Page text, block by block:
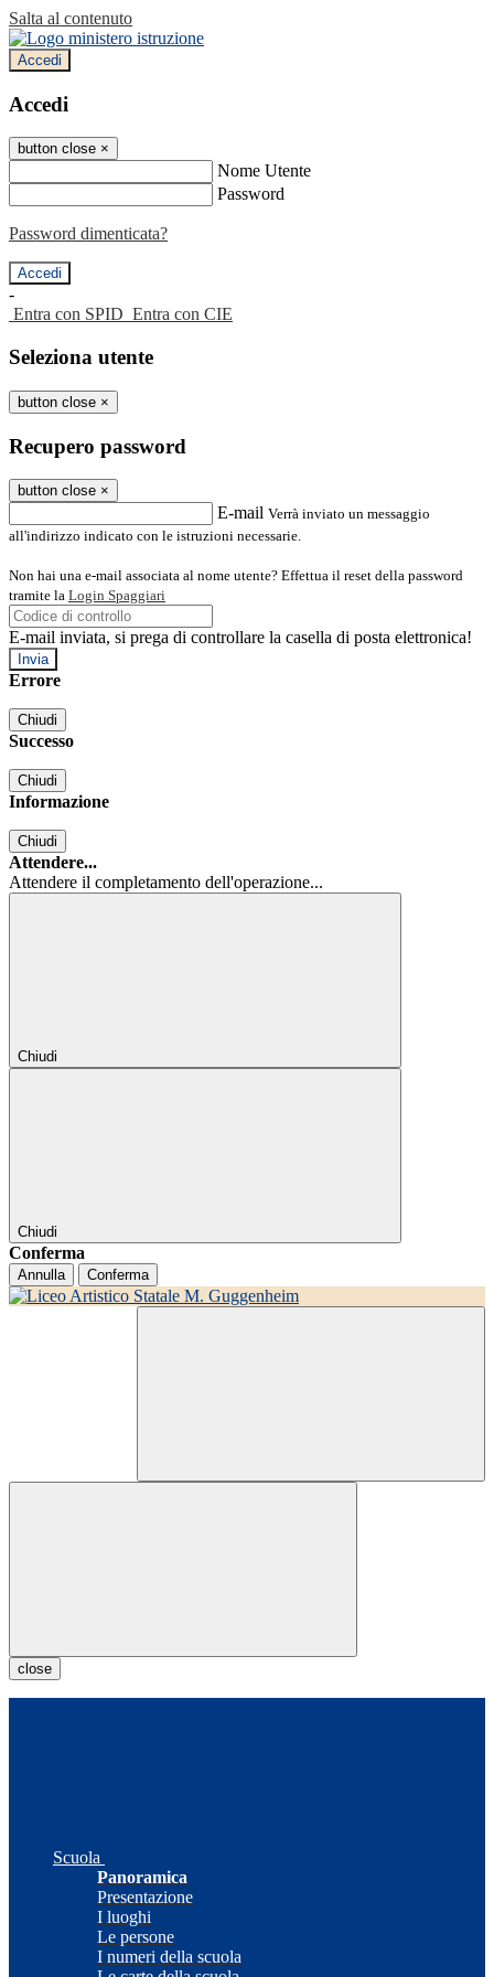
Salta al contenuto
Accedi
Accedi
button close ×
Nome Utente
Password
Password dimenticata?
-
Entra con SPID Entra con CIE
Seleziona utente
button close ×
Recupero password
button close ×
E-mail Verrà inviato un messaggio
all'indirizzo indicato con le istruzioni necessarie.
Non hai una e-mail associata al nome utente? Effettua il reset della password
tramite la Login Spaggiari
E-mail inviata, si prega di controllare la casella di posta elettronica!
Errore
Chiudi
Successo
Chiudi
Informazione
Chiudi
Attendere...
Attendere il completamento dell'operazione...
Chiudi
Chiudi
Conferma
Annulla Conferma
close
Scuola
Panoramica
Presentazione
I luoghi
Le persone
I numeri della scuola